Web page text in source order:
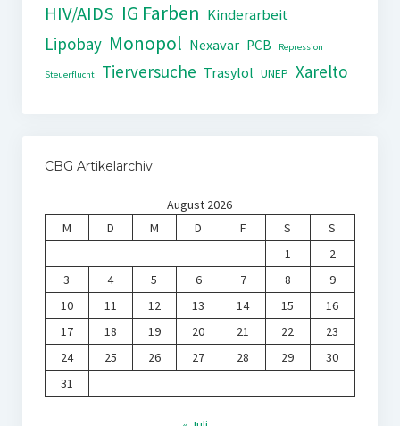
HIV/AIDS IG Farben Kinderarbeit
Lipobay Monopol Nexavar PCB Repression
Steuerflucht Tierversuche Trasylol UNEP Xarelto
CBG Artikelarchiv
August 2026
M
D M D F S
S
1
2
3
4 5 6 7 8
9
10
11 12 13 14 15
16
17
18 19 20 21 22
23
24
25 26 27 28 29
30
31